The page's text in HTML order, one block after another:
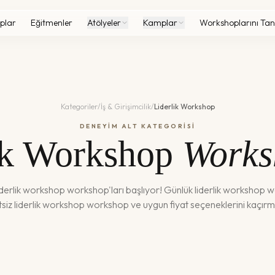
Eğitmenler Atölyeler Kamplar Workshoplarını
Kategoriler/İş & Girişimcilik/Liderlik Workshop
DENEYİM ALT KATEGORİSİ
Workshop
workshop workshop'ları başlıyor! Günlük liderlik workshop
liderlik workshop workshop ve uygun fiyat seçeneklerini